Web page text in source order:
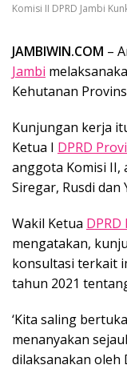
Komisi II DPRD Jambi
JAMBIWIN.COM –
Jambi
Kehutanan
Kunjungan kerja
Ketua I DPRD
anggota Komisi II,
Siregar, Rusdi dan
Wakil Ketua DPRD
mengatakan,
konsultasi terkait
tahun 2021
‘Kita saling
menanyakan
dilaksanakan oleh